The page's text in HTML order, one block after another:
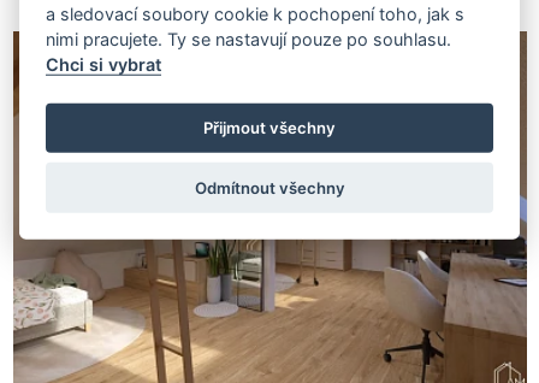
a sledovací soubory cookie k pochopení toho, jak s
nimi pracujete. Ty se nastavují pouze po souhlasu.
Chci si vybrat
Přijmout všechny
Odmítnout všechny